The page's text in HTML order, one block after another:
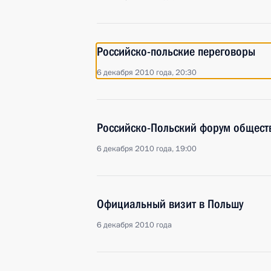
Российско-польские переговоры
6 декабря 2010 года, 20:30
Российско-Польский форум
6 декабря 2010 года, 19:00
Официальный визит в Польшу
6 декабря 2010 года